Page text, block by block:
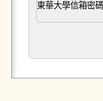
東華大學信箱密碼